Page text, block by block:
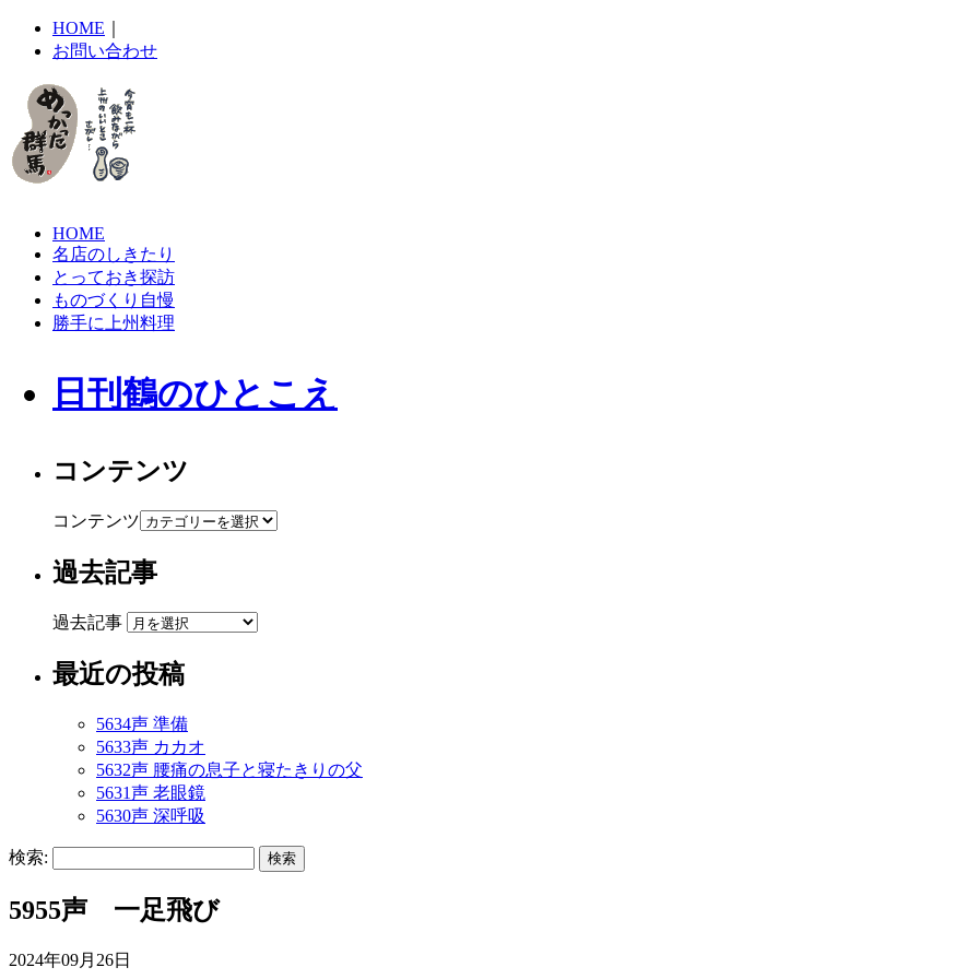
HOME
お問い合わせ
HOME
名店のしきたり
とっておき探訪
ものづくり自慢
勝手に上州料理
日刊鶴のひとこえ
コンテンツ
コンテンツ
過去記事
過去記事
最近の投稿
5634声 準備
5633声 カカオ
5632声 腰痛の息子と寝たきりの父
5631声 老眼鏡
5630声 深呼吸
検索:
5955声 一足飛び
2024年09月26日